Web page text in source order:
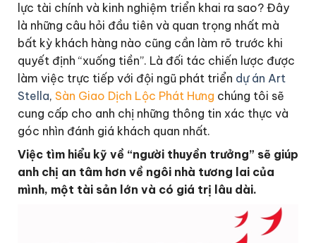
lực tài chính và kinh nghiệm triển khai ra sao? Đây
là những câu hỏi đầu tiên và quan trọng nhất mà
bất kỳ khách hàng nào cũng cần làm rõ trước khi
quyết định “xuống tiền”. Là đối tác chiến lược được
làm việc trực tiếp với đội ngũ phát triển dự án Art
Stella, Sàn Giao Dịch Lộc Phát Hưng chúng tôi sẽ
cung cấp cho anh chị những thông tin xác thực và
góc nhìn đánh giá khách quan nhất.
Việc tìm hiểu kỹ về “người thuyền trưởng” sẽ giúp
anh chị an tâm hơn về ngôi nhà tương lai của
mình, một tài sản lớn và có giá trị lâu dài.